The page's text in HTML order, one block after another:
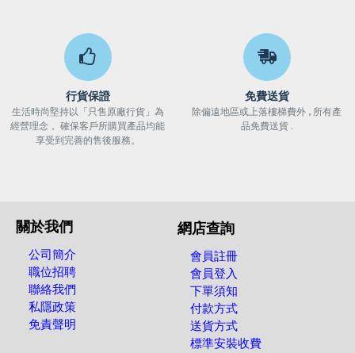
行貨保證
生活時尚堅持以「只售原廠行貨」為
經營理念， 確保客戶所購買產品均能
享受到完善的售後服務。
免費送貨
除偏遠地區或上落樓梯費外 , 所有產
品免費送貨 .
關於我們
公司簡介
職位招聘
聯絡我們
私隱政策
免責聲明
網店查詢
會員註冊
會員登入
下單須知
付款方式
送貨方式
標準安裝收費